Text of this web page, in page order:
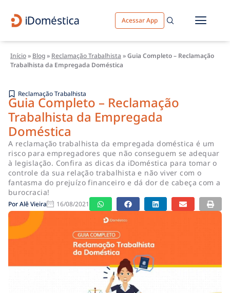
Acessar App
Início» Blog» Reclamação Trabalhista »Guia Completo – Reclamação
Trabalhista da Empregada Doméstica
Reclamação Trabalhista
Guia Completo – Reclamação
Trabalhista da Empregada
Doméstica
A reclamação trabalhista da empregada doméstica é um
risco para empregadores que não conseguem se adequar
à legislação. Confira as dicas da iDoméstica para tomar o
controle da sua relação trabalhista e não viver com o
fantasma do prejuízo financeiro e dá dor de cabeça com a
burocracia!
PorAlê Vieira 16/08/2021